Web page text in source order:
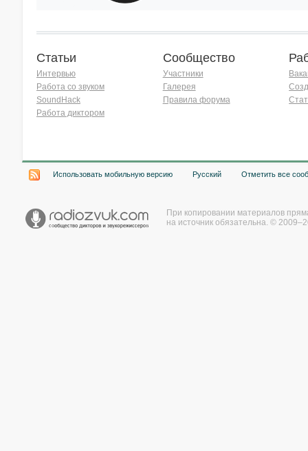
Статьи
Интервью
Работа со звуком
SoundHack
Работа диктором
Сообщество
Участники
Галерея
Правила форума
Использовать мобильную версию Русский Отметить все
При копировании материалов
на источник обязательна. ©